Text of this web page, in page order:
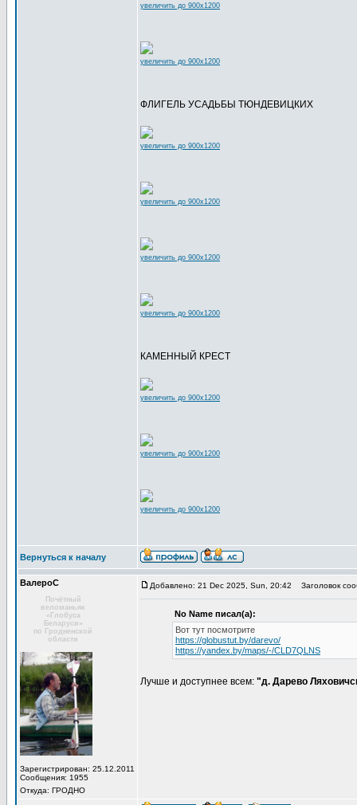
увеличить до 900x1200
увеличить до 900x1200
ФЛИГЕЛЬ УСАДЬБЫ ТЮНДЕВИЦКИХ
увеличить до 900x1200
увеличить до 900x1200
увеличить до 900x1200
увеличить до 900x1200
КАМЕННЫЙ КРЕСТ
увеличить до 900x1200
увеличить до 900x1200
увеличить до 900x1200
Вернуться к началу
ВалероС
Почётный
веломаньяк
«Глобуса
Беларуси»
по Гродненской
области
Зарегистрирован: 25.12.2011
Сообщения: 1955
Откуда: ГРОДНО
Добавлено: 21 Dec 2025, Sun, 20:42 Заголовок
No Name писал(а):
Вот тут посмотрите
https://globustut.by/darevo/
https://yandex.by/maps/-/CLD7QLNS
Лучше и доступнее всем: "д. Дарево